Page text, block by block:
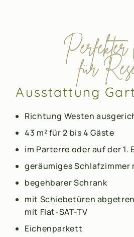
für
Ausstattung
Richtung Westen
43 m² für 2 bis 4 Gäste
im Parterre oder auf der 1.
geräumiges Schlafzimmer
begehbarer Schrank
mit Schiebetüren
mit Flat-SAT-TV
Eichenparkett